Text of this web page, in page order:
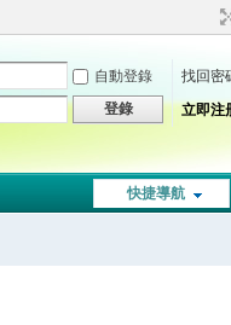
自動登錄
找回密
登錄 立即注
快捷導航